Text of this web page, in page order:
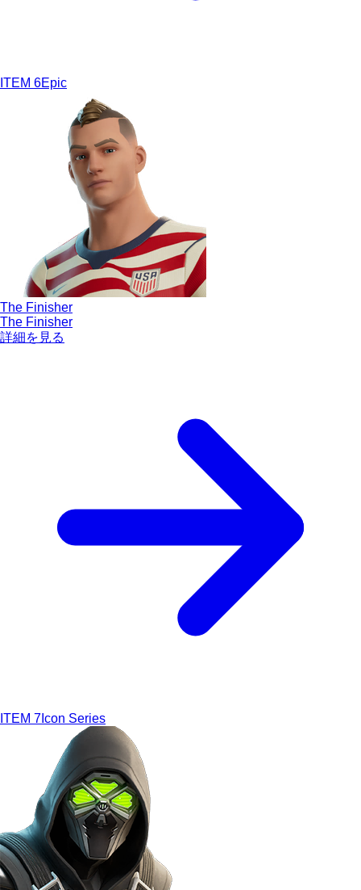
ITEM 6Epic
The Finisher
The Finisher
詳細を見る
ITEM 7 Icon Series